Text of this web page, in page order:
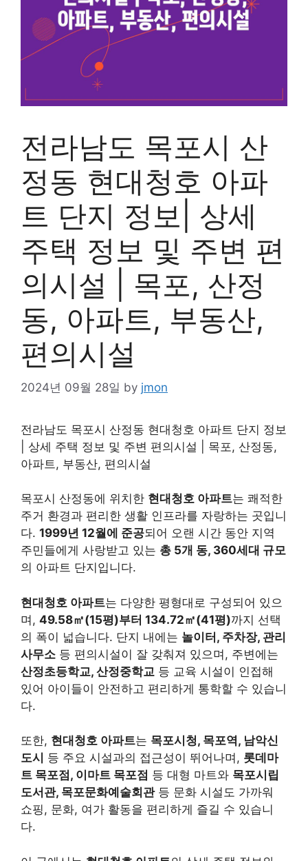
전라남도 목포시 산
정동 현대청호 아파
트 단지 정보| 상세
주택 정보 및 주변 편
의시설 | 목포, 산정
동, 아파트, 부동산,
편의시설
2024년 09월 28일 by jmon
전라남도 목포시 산정동 현대청호 아파트 단지 정보
| 상세 주택 정보 및 주변 편의시설 | 목포, 산정동,
아파트, 부동산, 편의시설
목포시 산정동에 위치한 현대청호 아파트는 쾌적한
주거 환경과 편리한 생활 인프라를 자랑하는 곳입니
다. 1999년 12월에 준공되어 오랜 시간 동안 지역
주민들에게 사랑받고 있는 총 5개 동, 360세대 규모
의 아파트 단지입니다.
현대청호 아파트는 다양한 평형대로 구성되어 있으
며, 49.58㎡(15평)부터 134.72㎡(41평)까지 선택
의 폭이 넓습니다. 단지 내에는 놀이터, 주차장, 관리
사무소 등 편의시설이 잘 갖춰져 있으며, 주변에는
산정초등학교, 산정중학교 등 교육 시설이 인접해
있어 아이들이 안전하고 편리하게 통학할 수 있습니
다.
또한, 현대청호 아파트는 목포시청, 목포역, 남악신
도시 등 주요 시설과의 접근성이 뛰어나며, 롯데마
트 목포점, 이마트 목포점 등 대형 마트와 목포시립
도서관, 목포문화예술회관등 문화 시설도 가까워
쇼핑, 문화, 여가 활동을 편리하게 즐길 수 있습니
다.